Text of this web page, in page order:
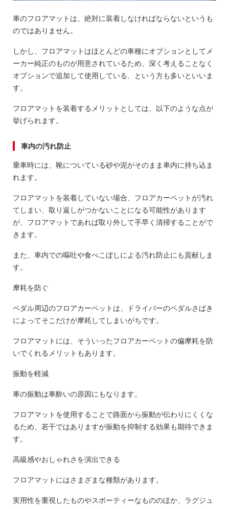
車のフロアマットは、絶対に装着しなければならないというも
のではありません。
しかし、フロアマットはほとんどの車種にオプションとしてメ
ーカー純正のものが用意されているため、深く考えることなく
オプションで追加して使用している、という方も多いといいま
す。
フロアマットを装着するメリットとしては、以下のような点が
挙げられます。
車内の汚れ防止
乗車時には、靴についている砂や泥がそのまま車内に持ち込ま
れます。
フロアマットを装着していない場合、フロアカーペットが汚れ
てしまい、取り返しがつかないことになる可能性があります
が、フロアマットであれば取り外して手早く清掃することがで
きます。
また、車内での嘔吐や食べこぼしによる汚れ防止にも貢献しま
す。
摩耗を防ぐ
ペダル周辺のフロアカーペットは、ドライバーのペダルさばき
によってそこだけが摩耗してしまいがちです。
フロアマットには、そういったフロアカーペットの偏摩耗を防
いでくれるメリットもあります。
振動を軽減
車の振動は車酔いの原因にもなります。
フロアマットを使用することで路面から振動が伝わりにくくな
るため、若干ではありますが振動を抑制する効果も期待できま
す。
高級感やおしゃれさを演出できる
フロアマットにはさまざまな種類があります。
実用性を重視したものやスポーティーなもののほか、ラグジュ